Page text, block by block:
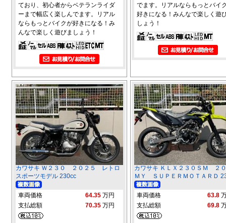
ており、初心者からベテランライダ
ーまで幅広く楽しんでます。リアル
ならもっとバイクが好きになる！み
んなで楽しく遊びましょう！
でます。リアルならもっとバイ
好きになる！みんなで楽しく遊
しょう！
カワサキ Ｗ２３０ ２０２５ レトロ
スポーツモデル 230cc
車両価格 64.35 万円
支払総額
70.35 万円
カワサキ ＫＬＸ２３０ＳＭ ２
ＭＹ ＳＵＰＥＲＭＯＴＡＲＤ
車両価格 63.8
支払総額
69.8